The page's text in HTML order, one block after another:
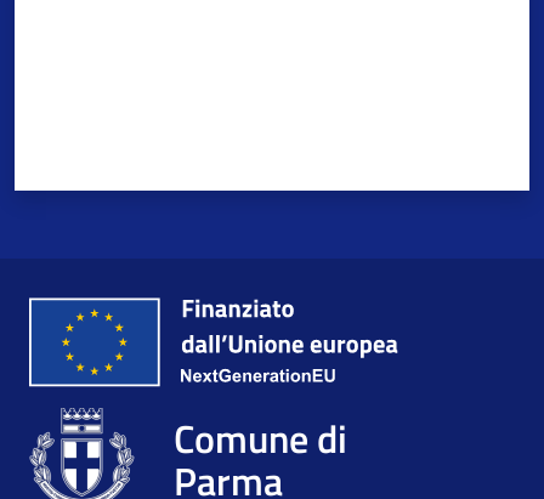
Comune di
Parma